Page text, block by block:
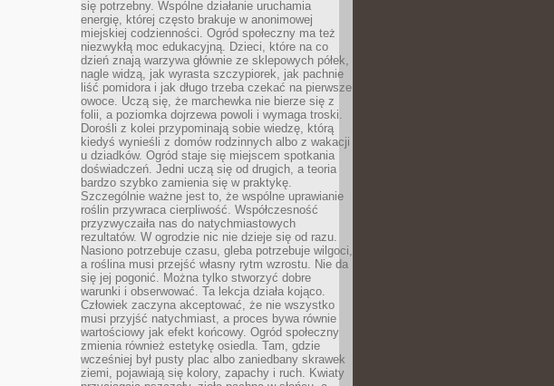
się potrzebny. Wspólne działanie uruchamia
energię, której często brakuje w anonimowej
miejskiej codzienności. Ogród społeczny ma też
niezwykłą moc edukacyjną. Dzieci, które na co
dzień znają warzywa głównie ze sklepowych półek,
nagle widzą, jak wyrasta szczypiorek, jak pachnie
liść pomidora i jak długo trzeba czekać na pierwsze
owoce. Uczą się, że marchewka nie bierze się z
folii, a poziomka dojrzewa powoli i wymaga troski.
Dorośli z kolei przypominają sobie wiedzę, którą
kiedyś wynieśli z domów rodzinnych albo z wakacji
u dziadków. Ogród staje się miejscem spotkania
doświadczeń. Jedni uczą się od drugich, a teoria
bardzo szybko zamienia się w praktykę.
Szczególnie ważne jest to, że wspólne uprawianie
roślin przywraca cierpliwość. Współczesność
przyzwyczaiła nas do natychmiastowych
rezultatów. W ogrodzie nic nie dzieje się od razu.
Nasiono potrzebuje czasu, gleba potrzebuje wilgoci,
a roślina musi przejść własny rytm wzrostu. Nie da
się jej pogonić. Można tylko stworzyć dobre
warunki i obserwować. Ta lekcja działa kojąco.
Człowiek zaczyna akceptować, że nie wszystko
musi przyjść natychmiast, a proces bywa równie
wartościowy jak efekt końcowy. Ogród społeczny
zmienia również estetykę osiedla. Tam, gdzie
wcześniej był pusty plac albo zaniedbany skrawek
ziemi, pojawiają się kolory, zapachy i ruch. Kwiaty